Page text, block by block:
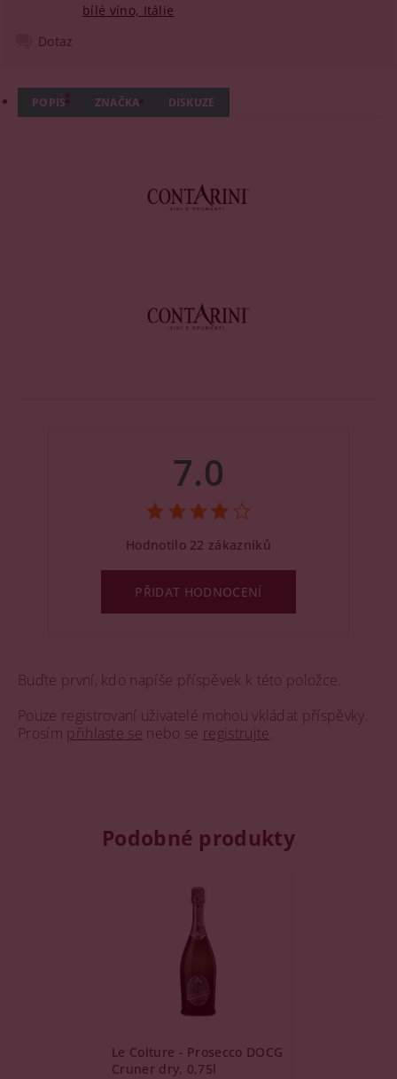
bílé víno, Itálie
Dotaz
POPIS ZNAČKA DISKUZE
Buďte první, kdo napíše příspěvek k této položce.
Pouze registrovaní uživatelé mohou vkládat příspěvky.
Prosím přihlaste se nebo se registrujte
7.0
Hodnotilo 22 zákazníků
PŘIDAT HODNOCENÍ
Podobné produkty
Le Colture - Prosecco DOCG
Cruner dry, 0,75l